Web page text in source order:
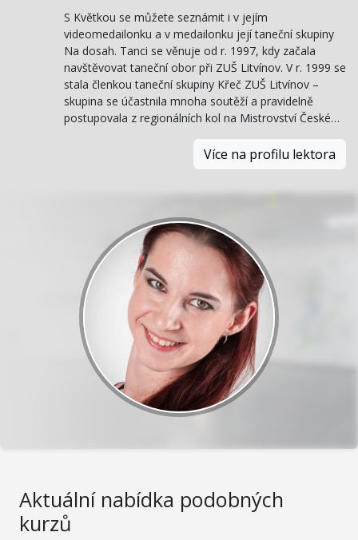
S Květkou se můžete seznámit i v jejím
videomedailonku a v medailonku její taneční skupiny
Na dosah. Tanci se věnuje od r. 1997, kdy začala
navštěvovat taneční obor při ZUŠ Litvínov. V r. 1999 se
stala členkou taneční skupiny Křeč ZUŠ Litvínov –
skupina se účastnila mnoha soutěží a pravidelně
postupovala z regionálních kol na Mistrovství České…
Více na profilu lektora
Aktuální nabídka podobných
kurzů